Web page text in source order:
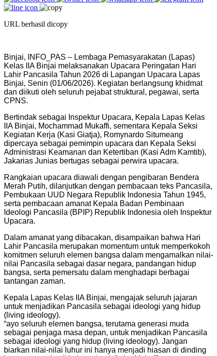
URL berhasil dicopy
Binjai, INFO_PAS – Lembaga Pemasyarakatan (Lapas)
Kelas IIA Binjai melaksanakan Upacara Peringatan Hari
Lahir Pancasila Tahun 2026 di Lapangan Upacara Lapas
Binjai, Senin (01/06/2026). Kegiatan berlangsung khidmat
dan diikuti oleh seluruh pejabat struktural, pegawai, serta
CPNS.
Bertindak sebagai Inspektur Upacara, Kepala Lapas Kelas
IIA Binjai, Mochammad Mukaffi, sementara Kepala Seksi
Kegiatan Kerja (Kasi Giatja), Romynardo Situmeang
dipercaya sebagai pemimpin upacara dan Kepala Seksi
Administrasi Keamanan dan Ketertiban (Kasi Adm Kamtib),
Jakarias Junias bertugas sebagai perwira upacara.
Rangkaian upacara diawali dengan pengibaran Bendera
Merah Putih, dilanjutkan dengan pembacaan teks Pancasila,
Pembukaan UUD Negara Republik Indonesia Tahun 1945,
serta pembacaan amanat Kepala Badan Pembinaan
Ideologi Pancasila (BPIP) Republik Indonesia oleh Inspektur
Upacara.
Dalam amanat yang dibacakan, disampaikan bahwa Hari
Lahir Pancasila merupakan momentum untuk memperkokoh
komitmen seluruh elemen bangsa dalam mengamalkan nilai-
nilai Pancasila sebagai dasar negara, pandangan hidup
bangsa, serta pemersatu dalam menghadapi berbagai
tantangan zaman.
Kepala Lapas Kelas IIA Binjai, mengajak seluruh jajaran
untuk menjadikan Pancasila sebagai ideologi yang hidup
(living ideology).
“ayo seluruh elemen bangsa, terutama generasi muda
sebagai penjaga masa depan, untuk menjadikan Pancasila
sebagai ideologi yang hidup (living ideology). Jangan
biarkan nilai-nilai luhur ini hanya menjadi hiasan di dinding